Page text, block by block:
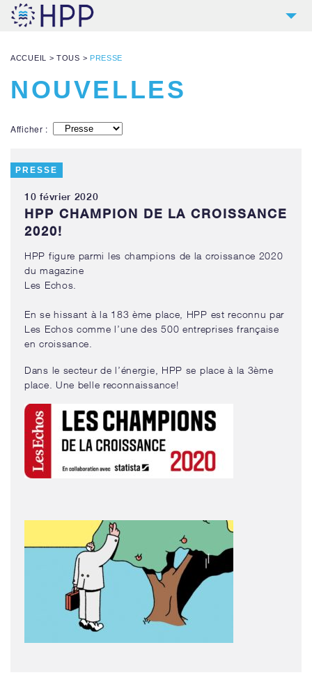
RÉFÉRENCES
SERVICES
CONTACT
TÉLÉCHARGEMENTS & LIENS
ACCUEIL >TOUS > PRESSE
NOUVELLES
Afficher :
PRESSE
10 février 2020
HPP CHAMPION DE LA CROISSANCE
2020!
HPP figure parmi les champions de la croissance 2020
du magazine
Les Echos.
En se hissant à la 183 ème place, HPP est reconnu par
Les Echos comme l’une des 500 entreprises française
en croissance.
Dans le secteur de l’énergie, HPP se place à la 3ème
place. Une belle reconnaissance!